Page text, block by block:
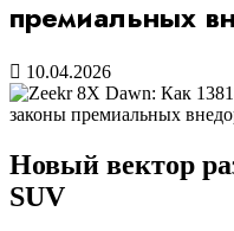
премиальных
10.04.2026
Новый вектор
SUV